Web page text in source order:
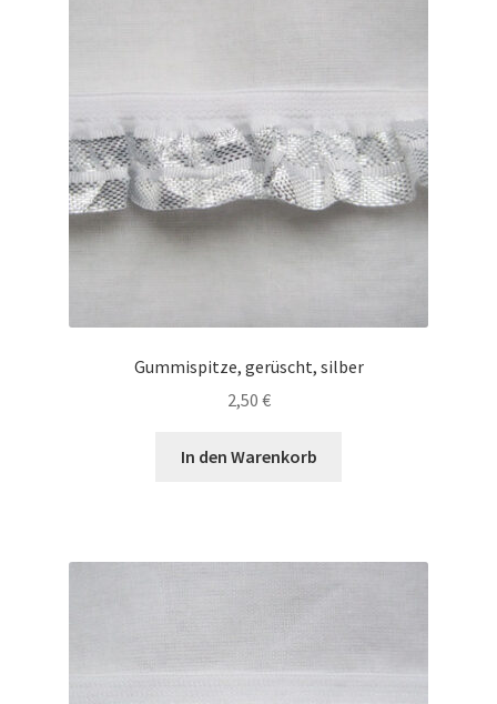
Gummispitze, gerüscht, silber
2,50 €
In den Warenkorb